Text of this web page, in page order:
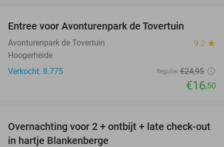
Entree voor Avonturenpark de Tovertuin
Avonturenpark de Tovertuin 9.2 star
Hoogerheide
Verkocht: 8.775
Regulier €24,95
€16,50
43%
Overnachting voor 2 + ontbijt + late check-out
in hartje Blankenberge